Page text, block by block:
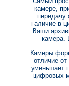
камере,
передачу
наличие в
Ваши
камера.
Камеры
отличие от
уменьшает
цифровых